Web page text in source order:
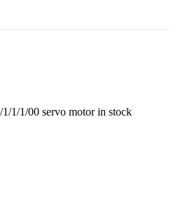
1/1/00 servo motor in stock